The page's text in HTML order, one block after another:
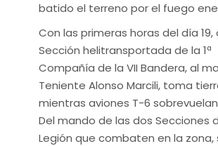
batido el terreno por el fuego
Con las primeras horas del día 19,
Sección helitransportada de la 1ª
Compañía de la VII Bandera, al
Teniente Alonso Marcili, toma
mientras aviones T-6
Del mando de las dos Secciones
Legión que combaten en la zona,